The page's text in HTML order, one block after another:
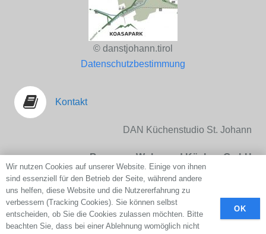
© danstjohann.tirol
Datenschutzbestimmung
Kontakt
DAN Küchenstudio St. Johann
Baumann Wohn und Küchen GmbH
Pass Thurn Strasse 19 Top G01
A-6380 St. Johann in Tirol
E-Mail:office@danstjohann.tirol
Tel. Nr.:+43 (0)664 213 85 22
Wir nutzen Cookies auf unserer Website. Einige von ihnen
sind essenziell für den Betrieb der Seite, während andere
uns helfen, diese Website und die Nutzererfahrung zu
verbessern (Tracking Cookies). Sie können selbst
entscheiden, ob Sie die Cookies zulassen möchten. Bitte
beachten Sie, dass bei einer Ablehnung womöglich nicht
OK